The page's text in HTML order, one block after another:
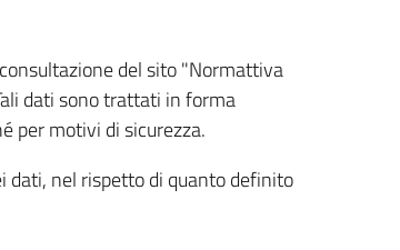
del sito "Normattiva
dati sono trattati in forma
per motivi di sicurezza.
dati, nel rispetto di quanto definito